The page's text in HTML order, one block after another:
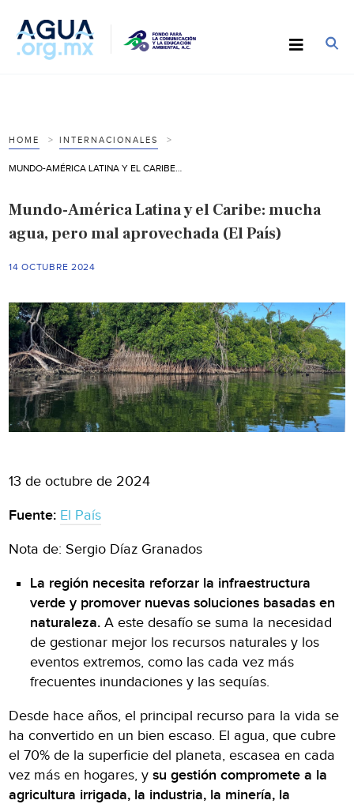
HOME INTERNACIONALES
Mundo-América Latina y el Caribe: mucha
agua, pero mal aprovechada (El País)
14 OCTUBRE 2024
13 de octubre de 2024
Fuente: El País
Nota de: Sergio Díaz Granados
La región necesita reforzar la infraestructura
verde y promover nuevas soluciones basadas en
naturaleza. A este desafío se suma la necesidad
de gestionar mejor los recursos naturales y los
eventos extremos, como las cada vez más
frecuentes inundaciones y las sequías.
Desde hace años, el principal recurso para la vida se
ha convertido en un bien escaso. El agua, que cubre
el 70% de la superficie del planeta, escasea en cada
vez más en hogares, ysu gestión compromete a la
agricultura irrigada, la industria, la minería, la